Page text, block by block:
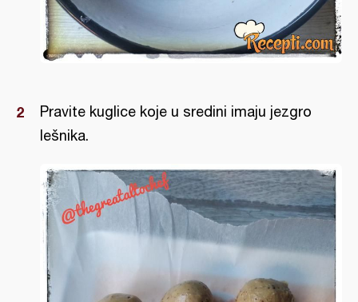
Pravite kuglice koje u sredini imaju jezgro
lešnika.